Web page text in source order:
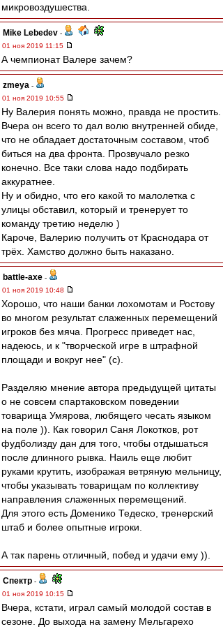
микровоздушества.
Mike Lebedev -
01 ноя 2019 11:15
А чемпионат Валере зачем?
zmeya -
01 ноя 2019 10:55
Ну Валерия понять можно, правда не простить.
Вчера он всего то дал волю внутренней обиде,
что не обладает достаточным составом, чтоб
биться на два фронта. Прозвучало резко
конечно. Все таки слова надо подбирать
аккуратнее.
Ну и обидно, что его какой то малолетка с
улицы обставил, который и тренерует то
команду третию неделю )
Кароче, Валерию получить от Краснодара от
трёх. Хамство должно быть наказано.
battle-axe -
01 ноя 2019 10:48
Хорошо, что наши банки лохомотам и Ростову
во многом результат слаженных перемещений
игроков без мяча. Прогресс приведет нас,
надеюсь, и к "творческой игре в штрафной
площади и вокруг нее" (с).
Разделяю мнение автора предыдущей цитаты
о не совсем спартаковском поведении
товарища Умярова, любящего чесать языком
на поле )). Как говорил Саня Локотков, рот
фудболизду дан для того, чтобы отдышаться
после длинного рывка. Наиль еще любит
руками крутить, изображая ветряную мельницу,
чтобы указывать товарищам по коллективу
направления слаженных перемещений.
Для этого есть Доменико Тедеско, тренерский
штаб и более опытные игроки.
А так парень отличный, побед и удачи ему )).
Спектр -
01 ноя 2019 10:15
Вчера, кстати, играл самый молодой состав в
сезоне. До выхода на замену Мельгарехо